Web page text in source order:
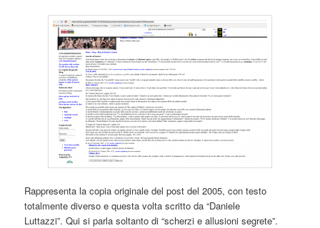
Rappresenta la copia originale del post del 2005, con testo
totalmente diverso e questa volta scritto da “Daniele
Luttazzi”. Qui si parla soltanto di “scherzi e allusioni segrete”.